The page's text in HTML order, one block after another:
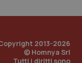
2013-2026
© Homnya Srl
Tutti i diritti sono